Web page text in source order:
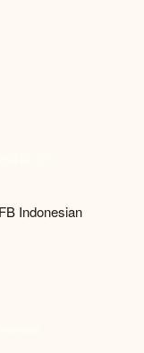
FB Indonesian